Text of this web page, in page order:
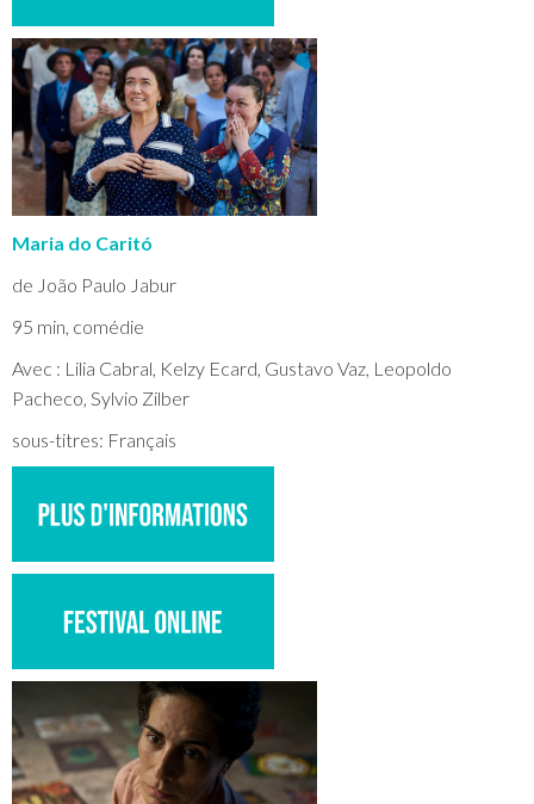
Maria do Caritó
de João Paulo Jabur
95 min, comédie
Avec : Lilia Cabral, Kelzy Ecard, Gustavo Vaz, Leopoldo
Pacheco, Sylvio Zilber
sous-titres: Français